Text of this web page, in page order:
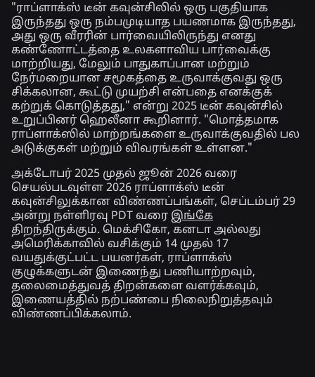
"ராப்ளாக்ஸ் டீன் கவுன்சிலில் ஒரு பகுதியாக
இருந்தது ஒரு நம்பமுடியாத பயணமாக இருந்தது,
அது ஒரு வீரரின் பார்வையிலிருந்து எனது
கண்ணோட்டத்தை உலகளாவிய பார்வைக்கு
மாற்றியது, மேலும் பாதுகாப்பான மற்றும்
நேர்மறையான சமூகத்தை உருவாக்குவது ஒரு
சிக்கலான, கூட்டு முயற்சி என்பதை எனக்குக்
கற்றுக் கொடுத்தது," என்று 2025 டீன் கவுன்சில்
உறுப்பினர் ஹெலீனா கூறினார். "மொத்தமாக
ராப்ளாக்ஸில் மாற்றங்களை உருவாக்குவதில் பல
அடுக்குகள் மற்றும் விவரங்கள் உள்ளன."
அக்டோபர் 2025 முதல் ஜூன் 2026 வரை
செயல்படவுள்ள 2026 ராப்ளாக்ஸ் டீன்
கவுன்சிலுக்கான விண்ணப்பங்கள், செப்டம்பர் 29
அன்று நள்ளிரவு PDT வரை இங்கே
திறந்திருக்கும். மெக்சிகோ, கனடா அல்லது
அமெரிக்காவில் வசிக்கும் 14 முதல் 17
வயதுக்குட்பட்ட பயனர்கள், ராப்ளாக்ஸ்
குழுக்களுடன் இணைந்து பணியாற்றவும்,
தலைமைத்துவத் திறன்களை வளர்க்கவும்,
இணையத்தில் நற்பண்பை நிலைநிறுத்தவும்
விண்ணப்பிக்கலாம்.